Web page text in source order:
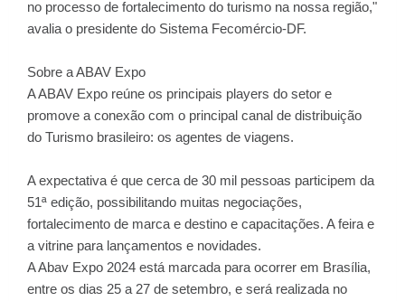
no processo de fortalecimento do turismo na nossa região,"
avalia o presidente do Sistema Fecomércio-DF.
Sobre a ABAV Expo
A ABAV Expo reúne os principais players do setor e
promove a conexão com o principal canal de distribuição
do Turismo brasileiro: os agentes de viagens.
A expectativa é que cerca de 30 mil pessoas participem da
51ª edição, possibilitando muitas negociações,
fortalecimento de marca e destino e capacitações. A feira e
a vitrine para lançamentos e novidades.
A Abav Expo 2024 está marcada para ocorrer em Brasília,
entre os dias 25 a 27 de setembro, e será realizada no